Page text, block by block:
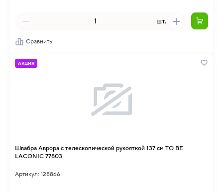
шт.
Сравнить
АКЦИЯ
Швабра Аврора с телескопической рукояткой 137 см TO BE
LACONIC 77803
Артикул: 128866